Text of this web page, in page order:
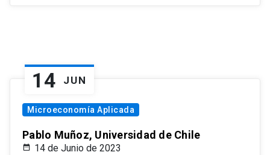
14 JUN
Microeconomía Aplicada
Pablo Muñoz, Universidad de Chile
14 de Junio de 2023